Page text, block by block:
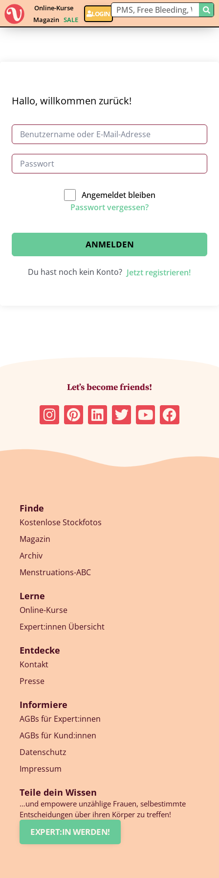
Online-Kurse
Magazin SALE
LOGIN
Hallo, willkommen zurück!
Angemeldet bleiben
Passwort vergessen?
ANMELDEN
Du hast noch kein Konto? Jetzt registrieren!
Let’s become friends!
Finde
Kostenlose Stockfotos
Magazin
Archiv
Menstruations-ABC
Lerne
Online-Kurse
Expert:innen Übersicht
Entdecke
Kontakt
Presse
Informiere
AGBs für Expert:innen
AGBs für Kund:innen
Datenschutz
Impressum
Teile dein Wissen
…und empowere unzählige Frauen, selbestimmte
Entscheidungen über ihren Körper zu treffen!
EXPERT:IN WERDEN!